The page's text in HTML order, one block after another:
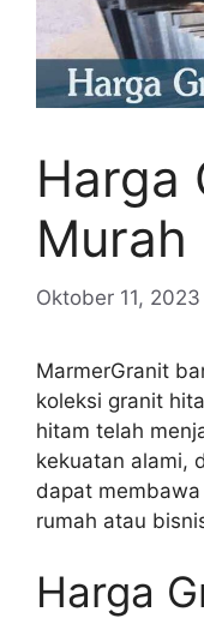
Harga
Murah
Oktober 11, 2023
MarmerGranit
koleksi granit
hitam telah
kekuatan alami,
dapat
rumah atau
Harga